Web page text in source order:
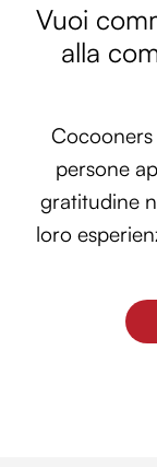
Vuoi
alla
persone
gratitudine
loro